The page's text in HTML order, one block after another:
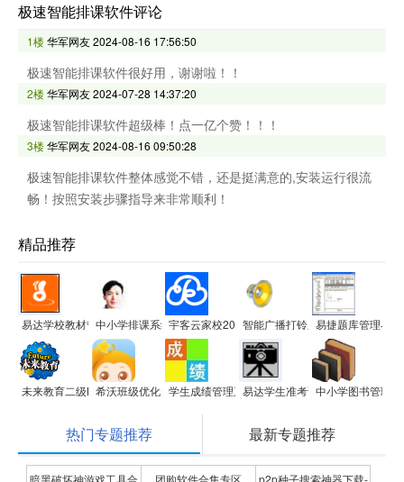
极速智能排课软件评论
1楼华军网友2024-08-16 17:56:50
极速智能排课软件很好用，谢谢啦！！
2楼华军网友2024-07-28 14:37:20
极速智能排课软件超级棒！点一亿个赞！！！
3楼华军网友2024-08-16 09:50:28
极速智能排课软件整体感觉不错，还是挺满意的,安装运行很流
畅！按照安装步骤指导来非常顺利！
精品推荐
易达学校教材管理软件中小学排课系统宇客云家校2017(成绩管理统计分析微信家校)
智能广播打铃系统(校园版)
易捷题库管理与
未来教育二级MS Office无纸化考试模拟软件
希沃班级优化大师学生成绩管理系统易达学生准考证打印系统软件
中小学图书管理
热门专题推荐 最新专题推荐